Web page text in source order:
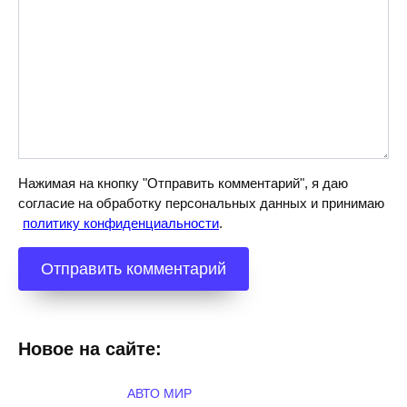
Нажимая на кнопку "Отправить комментарий", я даю
согласие на обработку персональных данных и принимаю
политику конфиденциальности.
Новое на сайте:
АВТО МИР